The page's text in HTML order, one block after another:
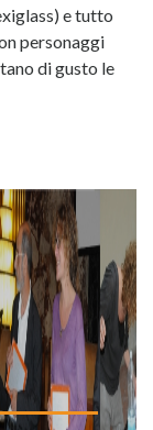
e tutto
personaggi
di gusto le